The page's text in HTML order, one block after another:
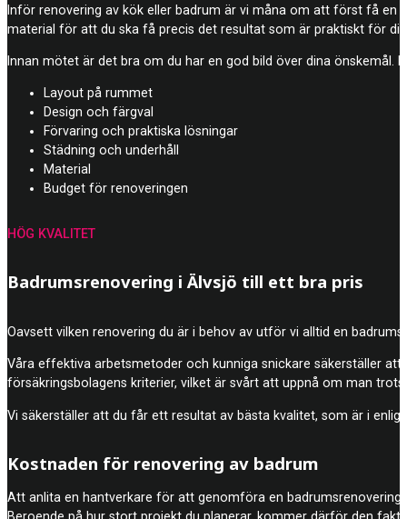
Inför renovering av kök eller badrum är vi måna om att först få
material för att du ska få precis det resultat som är praktiskt för
Innan mötet är det bra om du har en god bild över dina
Layout på rummet
Design och färgval
Förvaring och praktiska lösningar
Städning och underhåll
Material
Budget för renoveringen
Badrumsrenovering i Älvsjö till ett bra pris
Oavsett vilken renovering du är i behov av utför vi alltid en
Våra effektiva arbetsmetoder och kunniga snickare säkerställer
försäkringsbolagens kriterier, vilket är svårt att uppnå om man
Vi säkerställer att du får ett resultat av bästa kvalitet, som är i
HÖG KVALITET
Kostnaden för renovering av badrum
Att anlita en hantverkare för att genomföra en
Beroende på hur stort projekt du planerar, kommer därför den